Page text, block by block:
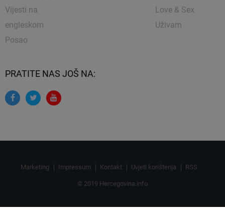
Vijesti na
engleskom
Posao
Love & Sex
Uživam
PRATITE NAS JOŠ NA:
Marketing Impressum Kontakt Uvjeti korištenja RSS
© 2019 Hercegovina.info